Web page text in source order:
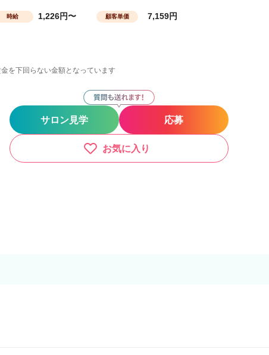
時給 1,226円〜 顧客単価 7,159円
を下回らない金額となっています
サロン見学 応募
お気に入り